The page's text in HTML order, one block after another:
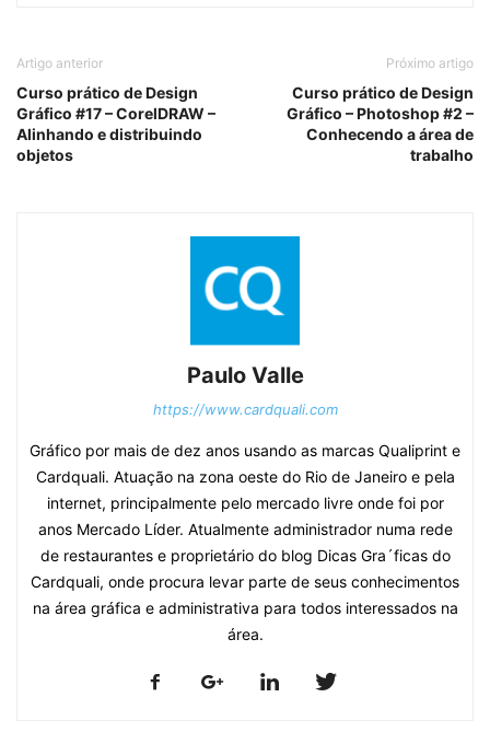
Artigo anterior
Curso prático de Design
Gráfico #17 – CorelDRAW –
Alinhando e distribuindo
objetos
Próximo artigo
Curso prático de Design
Gráfico – Photoshop #2 –
Conhecendo a área de
trabalho
Paulo Valle
https://www.cardquali.com
Gráfico por mais de dez anos usando as marcas Qualiprint e
Cardquali. Atuação na zona oeste do Rio de Janeiro e pela
internet, principalmente pelo mercado livre onde foi por
anos Mercado Líder. Atualmente administrador numa rede
de restaurantes e proprietário do blog Dicas Gra´ficas do
Cardquali, onde procura levar parte de seus conhecimentos
na área gráfica e administrativa para todos interessados na
área.